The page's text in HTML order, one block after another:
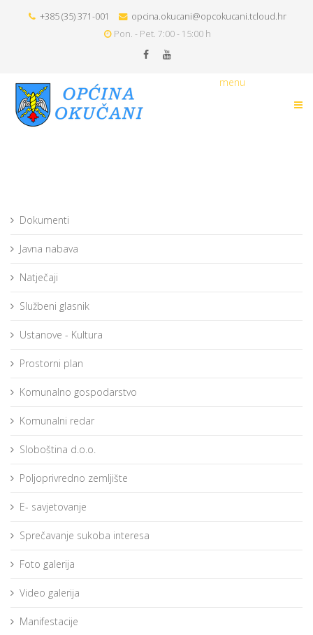
+385 (35) 371-001
opcina.okucani@opcokucani.tcloud.hr
Pon. - Pet. 7:00 - 15:00 h
menu
Dokumenti
Javna nabava
Natječaji
Službeni glasnik
Ustanove - Kultura
Prostorni plan
Komunalno gospodarstvo
Komunalni redar
Sloboština d.o.o.
Poljoprivredno zemljište
E- savjetovanje
Sprečavanje sukoba interesa
Foto galerija
Video galerija
Manifestacije